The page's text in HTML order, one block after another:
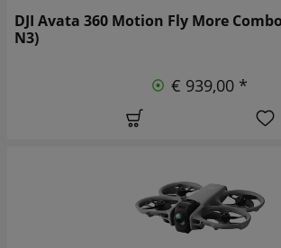
DJI Avata 360 Motion Fly More
N3)
€ 939,00 *